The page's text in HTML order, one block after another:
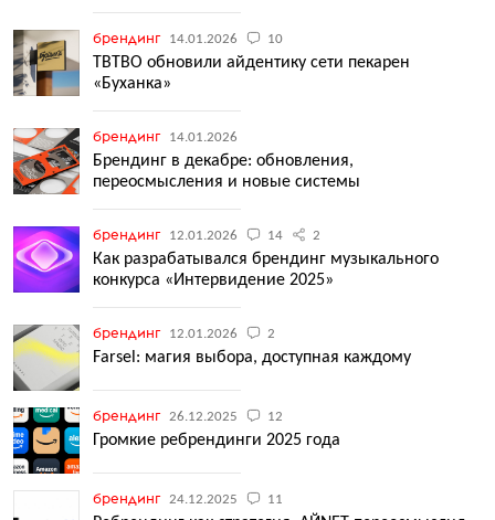
брендинг 14.01.2026 10
TBTBO обновили айдентику сети пекарен
«Буханка»
брендинг 14.01.2026
Брендинг в декабре: обновления,
переосмысления и новые системы
брендинг 12.01.2026 14 2
Как разрабатывался брендинг музыкального
конкурса «Интервидение 2025»
брендинг 12.01.2026 2
Farsel: магия выбора, доступная каждому
брендинг 26.12.2025 12
Громкие ребрендинги 2025 года
брендинг 24.12.2025 11